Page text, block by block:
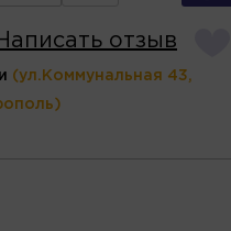
отзыв
(ул.Коммунальная 43,